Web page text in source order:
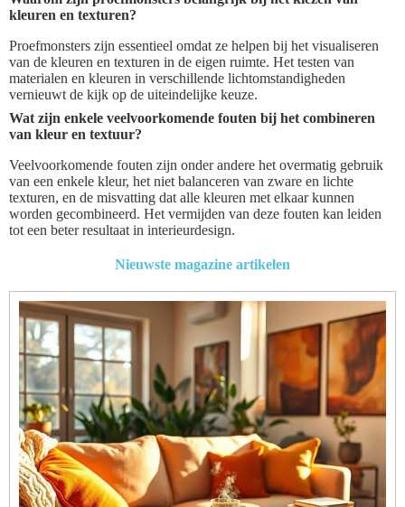
kleuren en texturen?
Proefmonsters zijn essentieel omdat ze helpen bij het visualiseren
van de kleuren en texturen in de eigen ruimte. Het testen van
materialen en kleuren in verschillende lichtomstandigheden
vernieuwt de kijk op de uiteindelijke keuze.
Wat zijn enkele veelvoorkomende fouten bij het combineren
van kleur en textuur?
Veelvoorkomende fouten zijn onder andere het overmatig gebruik
van een enkele kleur, het niet balanceren van zware en lichte
texturen, en de misvatting dat alle kleuren met elkaar kunnen
worden gecombineerd. Het vermijden van deze fouten kan leiden
tot een beter resultaat in interieurdesign.
Nieuwste magazine artikelen